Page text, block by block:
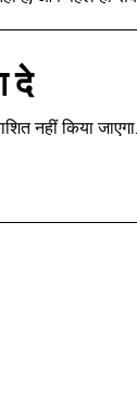
दे
नहीं किया जाएगा.